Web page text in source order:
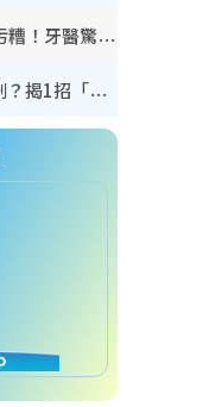
牙線棒亂用隨時越清越污糟！牙醫驚揭盲目過戶細菌恐致蛀牙：呢種先係日常真保養
WhatsApp預設貼圖點刪？揭1招「反向操作」還原簡潔介面 附3步實測教學